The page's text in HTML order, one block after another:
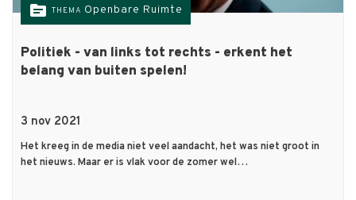
topic THEMA Openbare Ruimte
Politiek - van links tot rechts - erkent het
belang van buiten spelen!
3 nov 2021
Het kreeg in de media niet veel aandacht, het was niet groot in
het nieuws. Maar er is vlak voor de zomer wel…